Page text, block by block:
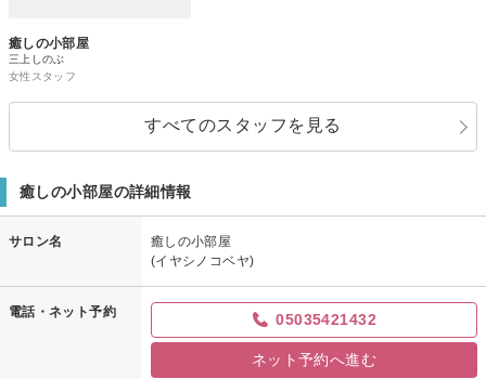
癒しの小部屋
三上しのぶ
女性スタッフ
すべてのスタッフを見る
癒しの小部屋の詳細情報
サロン名
癒しの小部屋
(イヤシノコベヤ)
電話・ネット予約 05035421432
ネット予約へ進む